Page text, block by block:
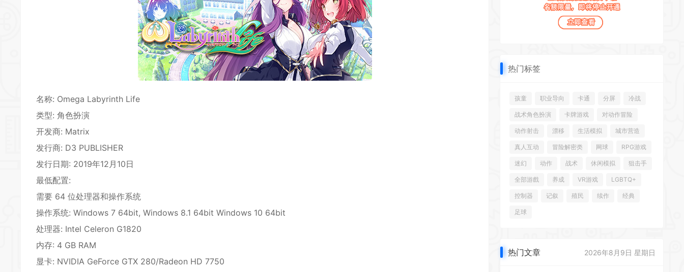
名称: Omega Labyrinth Life
类型: 角色扮演
开发商: Matrix
发行商: D3 PUBLISHER
发行日期: 2019年12月10日
最低配置:
需要 64 位处理器和操作系统
操作系统: Windows 7 64bit, Windows 8.1 64bit Windows 10 64bit
处理器: Intel Celeron G1820
内存: 4 GB RAM
显卡: NVIDIA GeForce GTX 280/Radeon HD 7750
热门标签
孩童 职业导向 卡通 分屏 冷战
战术角色扮演 卡牌游戏 对动作冒险
动作射击 漂移 生活模拟 城市营造
真人互动 冒险解密类 网球 RPG游戏
迷幻 动作 战术 休闲模拟 狙击手
全部游戲 养成 VR游戏 LGBTQ+
控制器 记叙 殖民 续作 经典
足球
热门文章 2026年8月9日 星期日